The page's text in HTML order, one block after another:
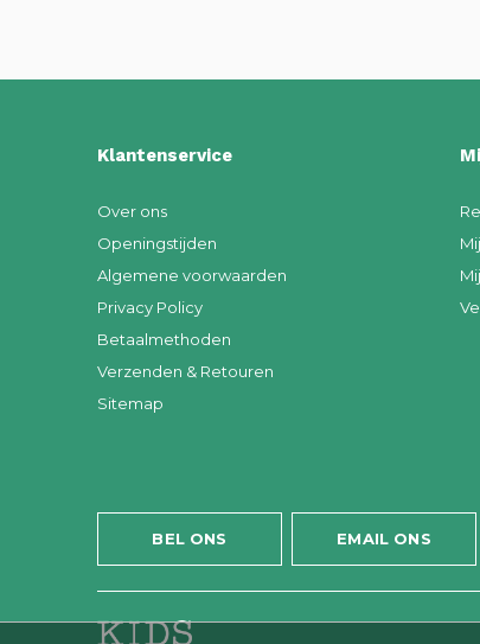
Klantenservice
Over ons
Openingstijden
Algemene voorwaarden
Privacy Policy
Betaalmethoden
Verzenden & Retouren
Sitemap
BEL ONS EMAIL ONS